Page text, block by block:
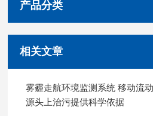
产品分类
相关文章
雾霾走航环境监测系统 移动流
源头上治污提供科学依据